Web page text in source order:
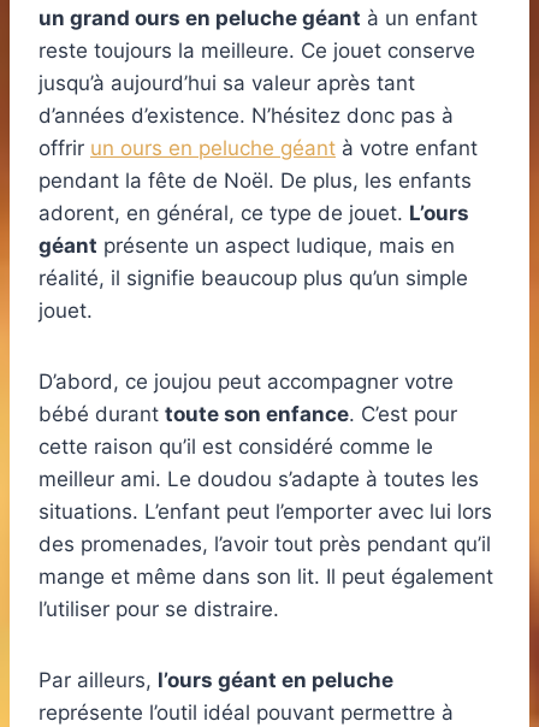
un grand ours en peluche géant à un enfant
reste toujours la meilleure. Ce jouet conserve
jusqu’à aujourd’hui sa valeur après tant
d’années d’existence. N’hésitez donc pas à
offrir un ours en peluche géant à votre enfant
pendant la fête de Noël. De plus, les enfants
adorent, en général, ce type de jouet. L’ours
géant présente un aspect ludique, mais en
réalité, il signifie beaucoup plus qu’un simple
jouet.
D’abord, ce joujou peut accompagner votre
bébé durant toute son enfance. C’est pour
cette raison qu’il est considéré comme le
meilleur ami. Le doudou s’adapte à toutes les
situations. L’enfant peut l’emporter avec lui lors
des promenades, l’avoir tout près pendant qu’il
mange et même dans son lit. Il peut également
l’utiliser pour se distraire.
Par ailleurs, l’ours géant en peluche
représente l’outil idéal pouvant permettre à